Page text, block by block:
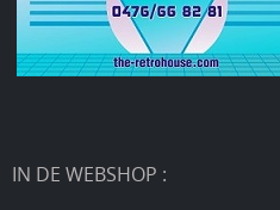
IN DE WEBSHOP :